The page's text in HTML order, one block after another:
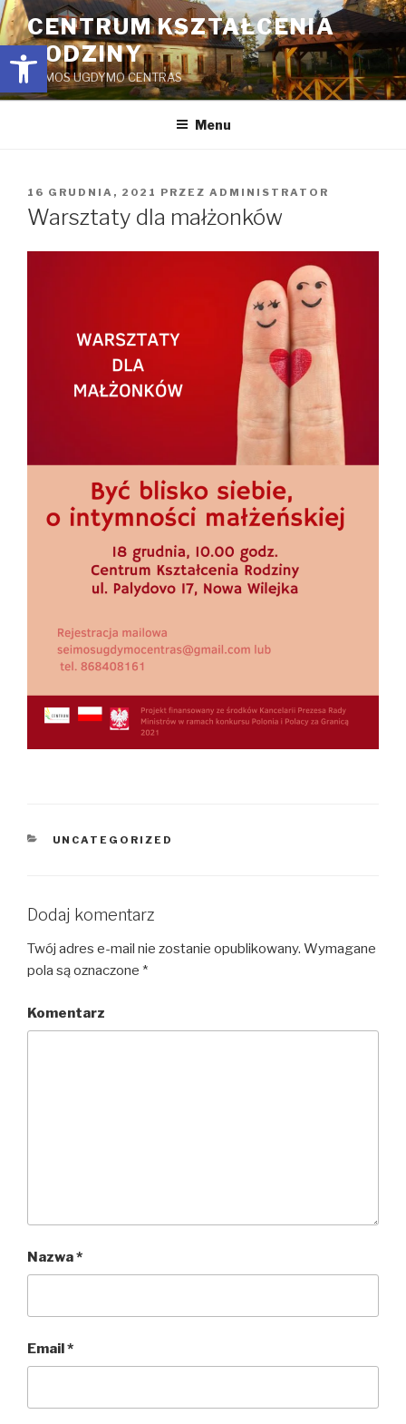
Open toolbar
Przejdź
do
treści
CENTRUM KSZTAŁCENIA
RODZINY
ŠEIMOS UGDYMO CENTRAS
Menu
OPUBLIKOWANE
W
16 GRUDNIA, 2021 PRZEZ ADMINISTRATOR
Warsztaty dla małżonków
KATEGORIE
UNCATEGORIZED
Dodaj komentarz
Twój adres e-mail nie zostanie opublikowany. Wymagane
pola są oznaczone *
Komentarz
Nazwa*
Email*